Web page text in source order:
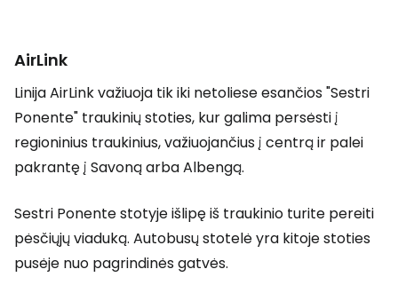
AirLink
LinijaAirLinkvažiuoja tik iki netoliese esančios "Sestri
Ponente" traukinių stoties, kur galima persėsti į
regioninius traukinius, važiuojančius į centrą ir palei
pakrantę į Savoną arba Albengą.
Sestri Ponente stotyje išlipę iš traukinio turite pereiti
pėsčiųjų viaduką. Autobusų stotelė yra kitoje stoties
pusėje nuo pagrindinės gatvės.